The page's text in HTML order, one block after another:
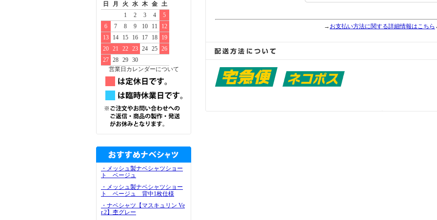
日
月 火 水 木 金 土
1
2 3 4
5
6
7 8 9 10 11
12
13
14 15 16 17 18
19
20 21 22 23 24 25 26
27 28 29 30
営業日カレンダーについて
・メッシュ製ナベシャツショー
ト ベージュ
・メッシュ製ナベシャツショー
ト ベージュ 背中1枚仕様
・ナベシャツ【マスキュリン Ve
r.2】杢グレー
→ お支払い方法に関する詳細情報はこちら